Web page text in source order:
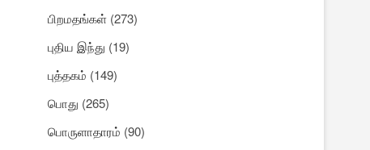
பிறமதங்கள் (273)
புதிய இந்து (19)
புத்தகம் (149)
பொது (265)
பொருளாதாரம் (90)